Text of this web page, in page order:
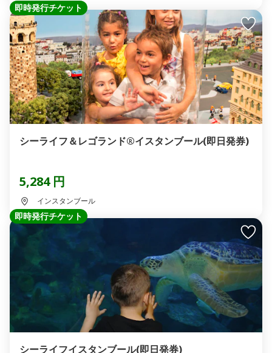
即時発行チケット
シーライフ＆レゴランド®イスタンブール(即日発券)
5,284 円
インスタンブール
即時発行チケット
シーライフイスタンブール(即日発券)